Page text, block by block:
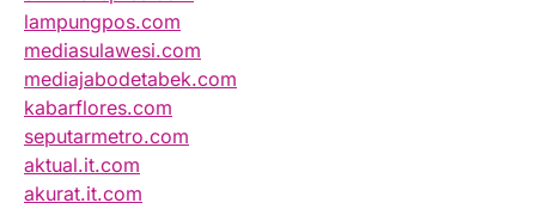
lampungpos.com
mediasulawesi.com
mediajabodetabek.com
kabarflores.com
seputarmetro.com
aktual.it.com
akurat.it.com